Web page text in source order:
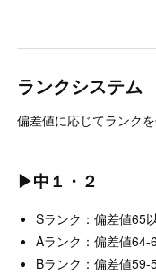
ランクシステム
偏差値に応じてランクを
▶中１・２
Sランク：偏差値65
Aランク：偏差値64-
Bランク：偏差値59-